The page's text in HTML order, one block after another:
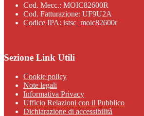
Cod. Mecc.: MOIC82600R
Cod. Fatturazione: UF9U2A
Codice IPA: istsc_moic82600r
Sezione Link Utili
Cookie policy
Note legali
Informativa Privacy
Ufficio Relazioni con il Pubblico
Dichiarazione di accessibilità